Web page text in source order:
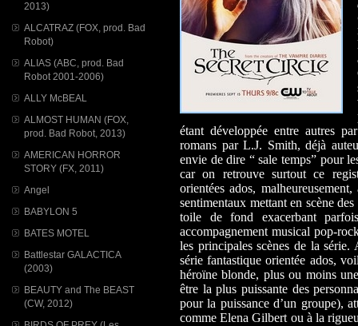
2013)
ALCATRAZ (FOX, prod. Bad
Robot)
ALIAS (ABC, prod. Bad
Robot 2001-2006)
ALLY McBEAL
ALMOST HUMAN (FOX,
prod. Bad Robot, 2013)
AMERICAN HORROR
STORY (FX, 2011)
Angel
BABYLON 5
BATES MOTEL
Battlestar GALACTICA
(2003)
BEAUTY and The BEAST
(CW, 2012)
étant développée entre autres
romans par L.J. Smith, déjà
envie de dire “ sale temps” pour
car on retrouve surtout ce
orientées ados,
sentimentaux mettant en scène
toile de fond exacerbant
accompagnement musical pop-
les principales scènes de la
série fantastique orientée ados,
héroïne blonde, plus ou moins
être la plus puissante des
pour la puissance d’un groupe),
comme Elena Gilbert ou à la